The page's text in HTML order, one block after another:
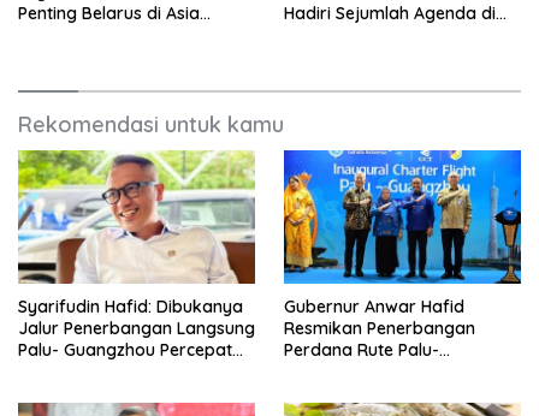
Penting Belarus di Asia
Hadiri Sejumlah Agenda di
Rekomendasi untuk kamu
Syarifudin Hafid: Dibukanya
Jalur Penerbangan Langsung
Palu- Guangzhou Percepat
Gubernur Anwar Hafid
Resmikan Penerbangan
Perdana Rute Palu-